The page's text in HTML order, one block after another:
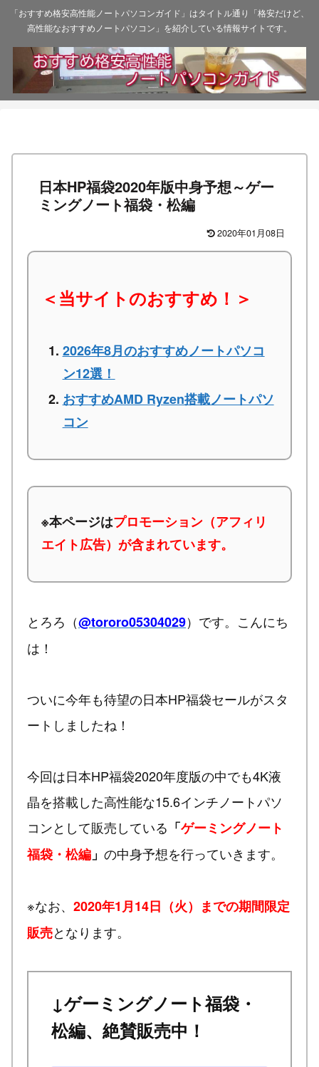
「おすすめ格安高性能ノートパソコンガイド」はタイトル通り「格安だけど、
高性能なおすすめノートパソコン」を紹介している情報サイトです。
日本HP福袋2020年版中身予想～ゲー
ミングノート福袋・松編
2020年01月08日
＜当サイトのおすすめ！＞
2026年8月のおすすめノートパソコ
ン12選！
おすすめAMD Ryzen搭載ノートパソ
コン
※本ページはプロモーション（アフィリ
エイト広告）が含まれています。
とろろ（@tororo05304029）です。こんにち
は！
ついに今年も待望の日本HP福袋セールがスタ
ートしましたね！
今回は日本HP福袋2020年度版の中でも4K液
晶を搭載した高性能な15.6インチノートパソ
コンとして販売している 「ゲーミングノート
福袋・松編 」 の中身予想を行っていきます。
※なお、 2020年1月14日（火）までの期間限定
販売となります。
↓ゲーミングノート福袋・
松編、絶賛販売中！